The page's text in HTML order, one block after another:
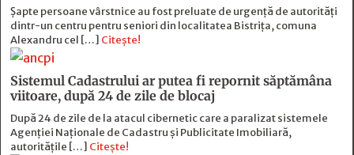
Șapte persoane vârstnice au fost preluate de urgență de autorități
dintr-un centru pentru seniori din localitatea Bistrița, comuna
Alexandru cel […] Citește!
Sistemul Cadastrului ar putea fi repornit săptămâna
viitoare, după 24 de zile de blocaj
După 24 de zile de la atacul cibernetic care a paralizat sistemele
Agenției Naționale de Cadastru și Publicitate Imobiliară,
autoritățile […] Citește!